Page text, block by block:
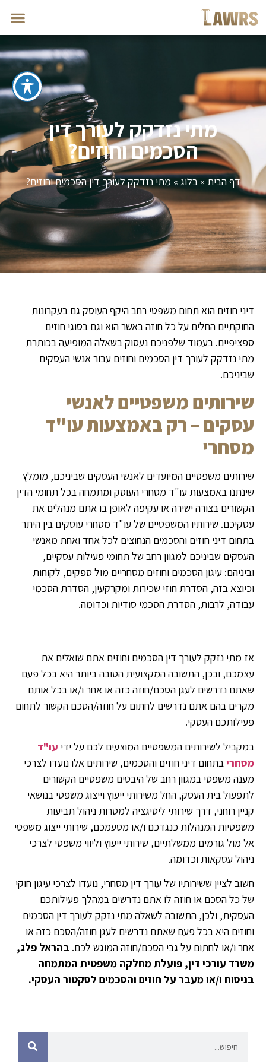
מתי נזדקק לעורך דין
הסכמים וחוזים?
דף הבית » בלוג»מתי נזדקק לעורך דין הסכמים וחוזים?
דיני חוזים הוא תחום משפטי רחב היקף העוסק גם בעקרונות
החוקתיים החלים על כל חוזה באשר הוא וגם בסוגי חוזים
ספציפיים. בעמוד שלפניכם נעסוק בשאלה המופיעה בכותרת
מתי נזדקק לעורך דין הסכמים וחוזים עבור אנשי העסקים
שביניכם.
שירותים משפטיים לאנשי
עסקים – רק באמצעות עו"ד
מסחרי
שירותים משפטיים המיועדים לאנשי העסקים שביניכם, מומלץ
שינתנו באמצעות עו"ד מסחרי העוסק ומתמחה בכל תחומי הדין
הקשורים בצורה ישירה או עקיפה לאופן בו אתם מנהלים את
עסקיכם. שירותיו המשפטיים של עו"ד מסחרי עוסקים בין היתר
בתחום דיני חוזים והסכמים הנחוצים לכל אחד ואחת מאנשי
העסקים שביניכם למגוון רחב של תחומי פעילות עסקיים,
וביניהם: עיגון הסכמים וחוזים מסחריים מול ספקים, לקוחות
וכיוצא בזה, הסדרת חוזי שכירות ומקרקעין, הסדרת הסכמי
עבודה, לרבות, הסדרת הסכמי סודיות וכדומה.
אז מתי נזקק לעורך דין הסכמים וחוזים אתם שואלים את
עצמכם, ובכן, התשובה המקצועית הטובה ביותר היא בכל פעם
שאתם נדרשים לעגן הסכם/חוזה כזה או אחר ו/או בכל אותם
מקרים בהם אתם נדרשים לחתום על חוזה/הסכם הקשור לתחום
פעילותכם העסקי.
במקביל לשירותים המשפטיים המוצעים לכם על ידי עו"ד
מסחריבתחום דיני חוזים והסכמים, שירותים אלו נועדו לצרכי
מענה משפטי במגוון רחב של היבטים משפטיים הקשורים
לתפעול בית העסק, החל משירותי ייעוץ וייצוג משפטי בנושאי
קניין רוחני, דרך שירותי ליטיגציה למטרות ניהול תביעות
משפטיות המנהלות כנגדכם ו/או מטעמכם, שירותי ייצוג משפטי
אל מול גורמים ממשלתיים, שירותי ייעוץ וליווי משפטי לצרכי
ניהול עסקאות וכדומה.
חשוב לציין ששירותיו של עורך דין מסחרי, נועדו לצרכי עיגון חוקי
של כל הסכם או חוזה לו אתם נדרשים במהלך פעילותכם
העסקית, ולכן, התשובה לשאלה מתי נזקק לעורך דין הסכמים
וחוזים היא בכל פעם שאתם נדרשים לעגן חוזה/הסכם כזה או
אחר ו/או לחתום על גבי הסכם/חוזה המוגש לכם. בהראל פלג,
משרד עורכי דין, פועלת מחלקה משפטית המתמחה
בניסוח ו/או מעבר על חוזים והסכמים לסקטור העסקי.